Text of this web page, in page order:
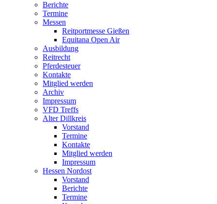
Berichte
Termine
Messen
Reitportmesse Gießen
Equitana Open Air
Ausbildung
Reitrecht
Pferdesteuer
Kontakte
Mitglied werden
Archiv
Impressum
VFD Treffs
Alter Dillkreis
Vorstand
Termine
Kontakte
Mitglied werden
Impressum
Hessen Nordost
Vorstand
Berichte
Termine